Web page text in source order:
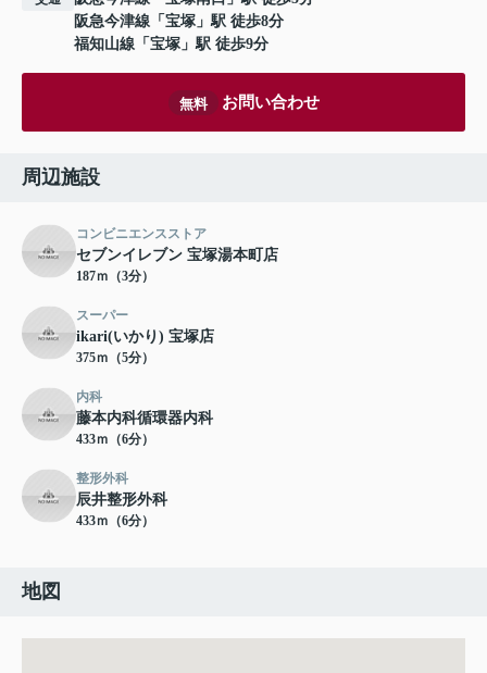
阪急今津線 「 宝塚 」駅 徒歩8分
福知山線 「 宝塚 」駅 徒歩9分
無料 お問い合わせ
周辺施設
コンビニエンスストア
セブンイレブン 宝塚湯本町店
187ｍ（3分）
スーパー
ikari(いかり) 宝塚店
375ｍ（5分）
内科
藤本内科循環器内科
433ｍ（6分）
整形外科
辰井整形外科
433ｍ（6分）
地図